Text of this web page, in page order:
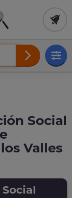
Social
Valles